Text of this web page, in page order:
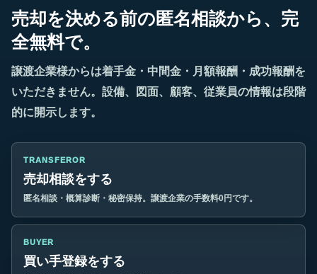
売却を決める前の匿名相談から、完
全無料で。
譲渡企業様からは着手金・中間金・月額報酬・成功報酬を
いただきません。設備、図面、顧客、従業員の情報は段階
的に開示します。
TRANSFEROR
売却相談をする
匿名相談・概算診断・秘密保持。譲渡企業の手数料0円です。
BUYER
買い手登録をする